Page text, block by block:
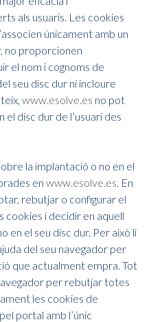
als usuaris. Les cookies
únicament amb un
no proporcionen
el nom i cognoms de
seu disc dur ni incloure
www.esolve.es no pot
disc dur de l’usuari des
la implantació o no en el
en www.esolve.es. En
rebutjar o configurar el
cookies i decidir en aquell
en el seu disc dur. Per això li
del seu navegador per
que actualment empra. Tot
per rebutjar totes
les cookies de
portal amb l’únic